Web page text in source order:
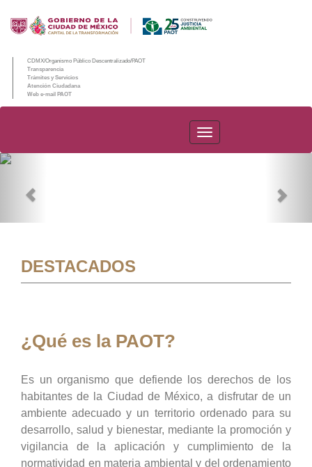
CDMX/Organismo Público Descentralizado/PAOT
Transparencia
Trámites y Servicios
Atención Ciudadana
Web e-mail PAOT
PAOT
DESTACADOS
¿Qué es la PAOT?
Es un organismo que defiende los derechos de los
habitantes de la Ciudad de México, a disfrutar de un
ambiente adecuado y un territorio ordenado para su
desarrollo, salud y bienestar, mediante la promoción y
vigilancia de la aplicación y cumplimiento de la
normatividad en materia ambiental y del ordenamiento